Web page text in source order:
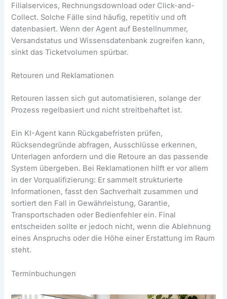
Filialservices, Rechnungsdownload oder Click-and-
Collect. Solche Fälle sind häufig, repetitiv und oft
datenbasiert. Wenn der Agent auf Bestellnummer,
Versandstatus und Wissensdatenbank zugreifen kann,
sinkt das Ticketvolumen spürbar.
Retouren und Reklamationen
Retouren lassen sich gut automatisieren, solange der
Prozess regelbasiert und nicht streitbehaftet ist.
Ein KI-Agent kann Rückgabefristen prüfen,
Rücksendegründe abfragen, Ausschlüsse erkennen,
Unterlagen anfordern und die Retoure an das passende
System übergeben. Bei Reklamationen hilft er vor allem
in der Vorqualifizierung: Er sammelt strukturierte
Informationen, fasst den Sachverhalt zusammen und
sortiert den Fall in Gewährleistung, Garantie,
Transportschaden oder Bedienfehler ein. Final
entscheiden sollte er jedoch nicht, wenn die Ablehnung
eines Anspruchs oder die Höhe einer Erstattung im Raum
steht.
Terminbuchungen